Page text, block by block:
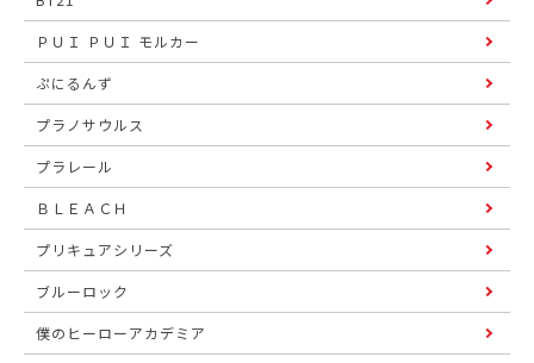
ＰＵＩ ＰＵＩ モルカー
ぷにるんず
プラノサウルス
プラレール
ＢＬＥＡＣＨ
プリキュアシリーズ
ブルーロック
僕のヒーローアカデミア